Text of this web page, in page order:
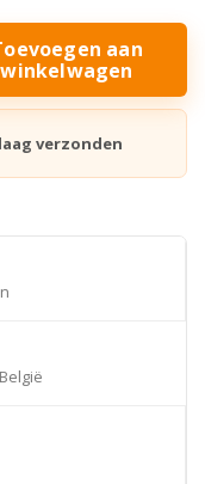
aan
winkelwagen
verzonden